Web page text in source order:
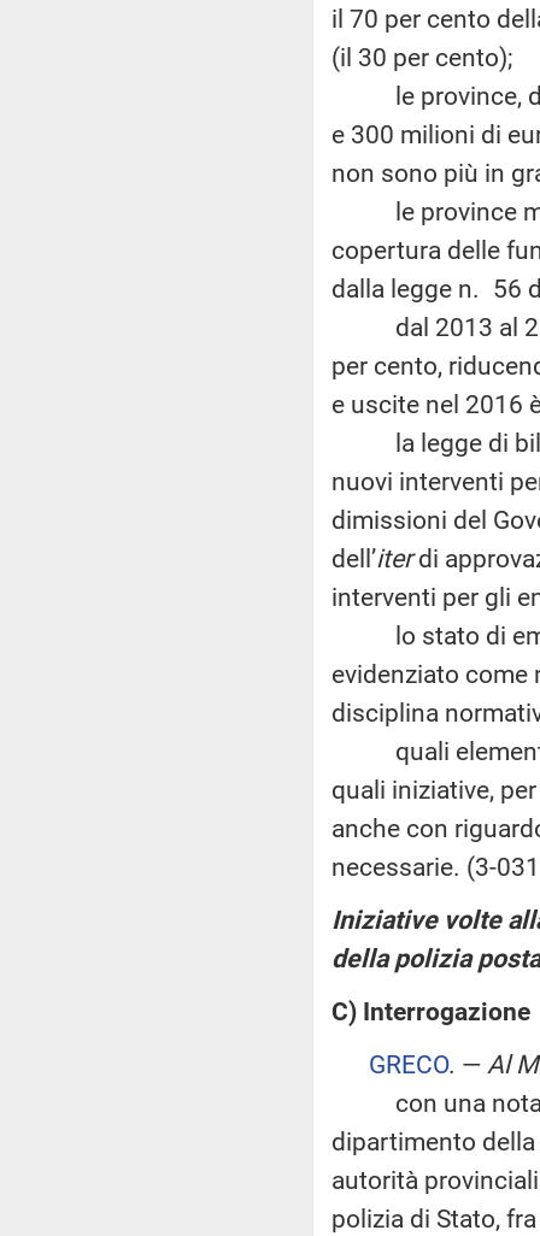
il 70 per cento
(il 30 per cento);
le province,
e 300 milioni di
non sono più in
le province
copertura delle
dalla legge n. 56
dal 2013 al
per cento,
e uscite nel 2016
la legge di
nuovi interventi
dimissioni del
dell’iterdi
interventi per gli
lo stato di
evidenziato come
disciplina
quali elementi
quali iniziative,
anche con
necessarie. (3-
Iniziative volte
della polizia
C) Interrogazione
GRECO. — Al
con una nota
dipartimento
autorità
polizia di Stato,